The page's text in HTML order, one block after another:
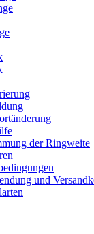
der Ringweite
und